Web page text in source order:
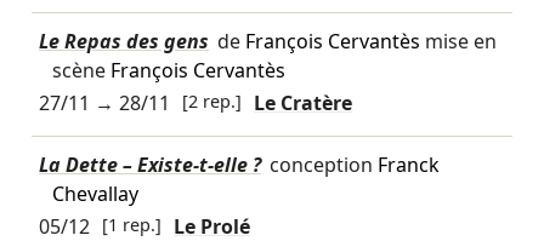
Le Repas des gens de François Cervantès mise en
scène François Cervantès
27/11 → 28/11 [2 rep.] Le Cratère
La Dette – Existe-t-elle ? conception Franck
Chevallay
05/12 [1 rep.] Le Prolé